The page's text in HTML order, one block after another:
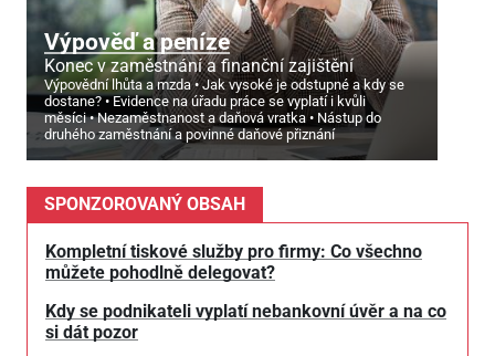
Výpověď a peníze
Konec v zaměstnání a finanční zajištění
Výpovědní lhůta a mzda
Jak vysoké je odstupné a kdy se
dostane?
Evidence na úřadu práce se vyplatí i kvůli
měsíci
Nezaměstnanost a daňová vratka
Nástup do
druhého zaměstnání a povinné daňové přiznání
SPONZOROVANÝ OBSAH
Kompletní tiskové služby pro firmy: Co všechno
můžete pohodlně delegovat?
Kdy se podnikateli vyplatí nebankovní úvěr a na co
si dát pozor